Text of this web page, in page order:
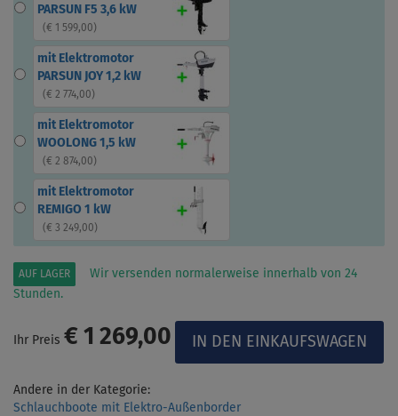
PARSUN F5 3,6 kW
( € 1 599,00)
mit Elektromotor
PARSUN JOY 1,2 kW
( € 2 774,00)
mit Elektromotor
WOOLONG 1,5 kW
( € 2 874,00)
mit Elektromotor
REMIGO 1 kW
( € 3 249,00)
AUF LAGER
Wir versenden normalerweise innerhalb von 24
Stunden.
Ihr Preis € 1 269,00
Andere in der Kategorie:
Schlauchboote mit Elektro-Außenborder